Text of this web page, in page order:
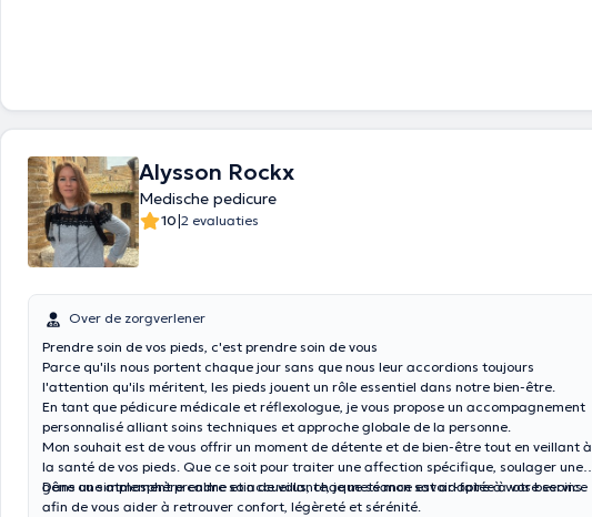
Alysson Rockx
Medische pedicure
10|2 evaluaties
Over de zorgverlener
Prendre soin de vos pieds, c'est prendre soin de vous
Parce qu'ils nous portent chaque jour sans que nous leur accordions toujours
l'attention qu'ils méritent, les pieds jouent un rôle essentiel dans notre bien-être.
En tant que pédicure médicale et réflexologue, je vous propose un accompagnement
personnalisé alliant soins techniques et approche globale de la personne.
Mon souhait est de vous offrir un moment de détente et de bien-être tout en veillant à
la santé de vos pieds. Que ce soit pour traiter une affection spécifique, soulager une
gêne ou simplement prendre soin de vous, chaque séance est adaptée à vos besoins.
Dans une atmosphère calme et accueillante, je mets mon savoir-faire à votre service
afin de vous aider à retrouver confort, légèreté et sérénité.